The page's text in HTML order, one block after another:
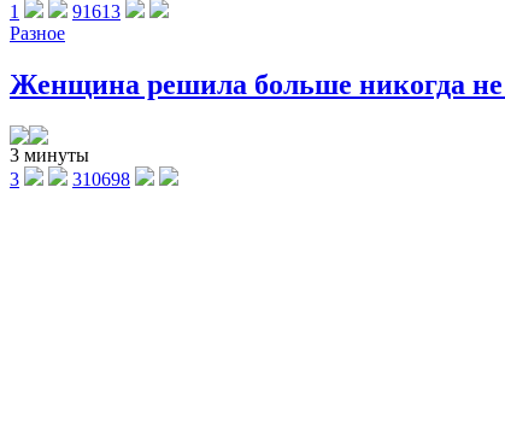
1
91613
Разное
Женщина решила больше никогда не
3 минуты
3
310698